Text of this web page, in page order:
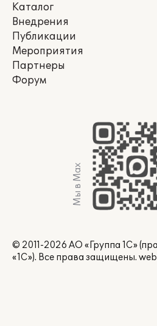
Каталог
Внедрения
Публикации
Мероприятия
Партнеры
Форум
Мы в Max
© 2011-2026 АО «Группа 1С»
«1С»). Все права защищены.